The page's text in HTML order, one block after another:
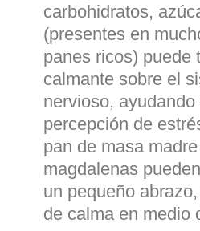
carbohidratos,
(presentes en
panes ricos) puede
calmante sobre el
nervioso,
percepción de
pan de masa
magdalenas
un pequeño
de calma en medio